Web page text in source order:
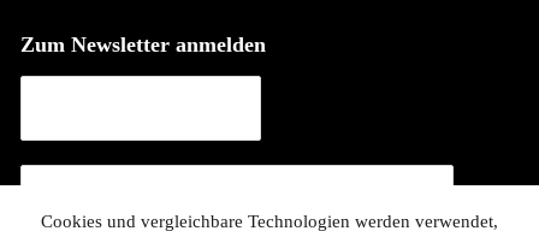
Cookies und vergleichbare Technologien werden verwendet,
Zum Newsletter anmelden